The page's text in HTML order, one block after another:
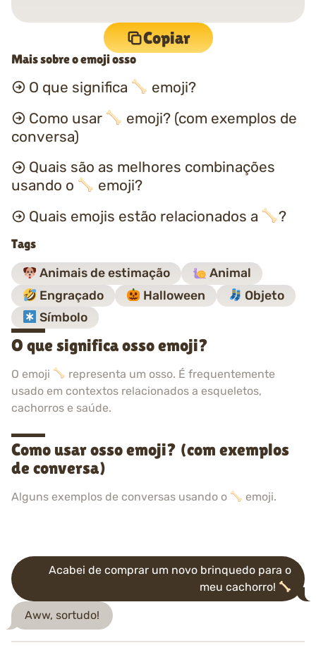
Copiar
Mais sobre o emoji osso
O que significa
emoji?
Como usar
emoji? (com exemplos de
conversa)
Quais são as melhores combinações
usando o
emoji?
Quais emojis estão relacionados a
?
Tags
Animais de estimação
Animal
Engraçado
Halloween
Objeto
Símbolo
O que significa osso emoji?
O emoji
representa um osso. É frequentemente
usado em contextos relacionados a esqueletos,
cachorros e saúde.
Como usar osso emoji? (com exemplos
de conversa)
Alguns exemplos de conversas usando o emoji.
Acabei de comprar um novo brinquedo para o
meu cachorro!
Aww, sortudo!